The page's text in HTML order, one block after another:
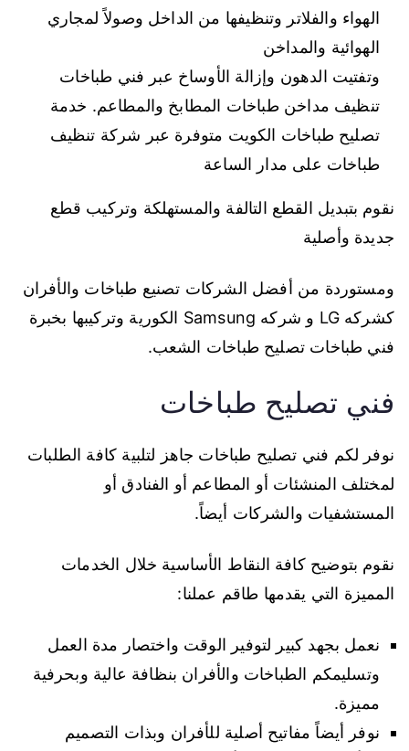
الهواء والفلاتر وتنظيفها من الداخل وصولاً لمجاري
الهوائية والمداخن
وتفتيت الدهون وإزالة الأوساخ عبر فني طباخات
تنظيف مداخن طباخات المطابخ والمطاعم. خدمة
تصليح طباخات الكويت متوفرة عبر شركة تنظيف
طباخات على مدار الساعة
نقوم بتبديل القطع التالفة والمستهلكة وتركيب قطع
جديدة وأصلية
ومستوردة من أفضل الشركات تصنيع طباخات والأفران
كشركه LG و شركه Samsung الكورية وتركيبها بخبرة
فني طباخات تصليح طباخات الشعب.
فني تصليح طباخات
نوفر لكم فني تصليح طباخات جاهز لتلبية كافة الطلبات
لمختلف المنشئات أو المطاعم أو الفنادق أو
المستشفيات والشركات أيضاً.
نقوم بتوضيح كافة النقاط الأساسية خلال الخدمات
المميزة التي يقدمها طاقم عملنا:
نعمل بجهد كبير لتوفير الوقت واختصار مدة العمل
وتسليمكم الطباخات والأفران بنظافة عالية وبحرفية
مميزة.
نوفر أيضاً مفاتيح أصلية للأفران وبذات التصميم